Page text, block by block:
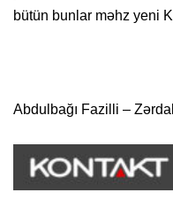
bütün bunlar məhz yeni
Abdulbağı Fazilli –